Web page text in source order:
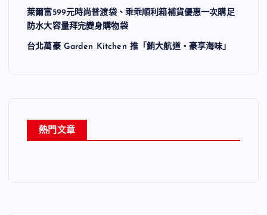
萊爾富599元時尚普渡袋、乖乖順利箱補貨優惠一次購足
防水大容量拜完變身購物袋
台北萬豪 Garden Kitchen 推「鮪大航道・豪享海味」
熱門文章